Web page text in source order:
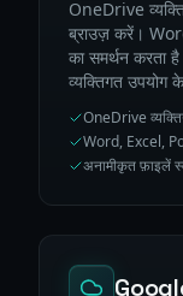
OneDrive
ब्राउज़ करें।
का समर्थन करता
व्यक्तिगत उपयोग
OneDrive
Word, Excel,
अनामीकृत फ़ाइलें